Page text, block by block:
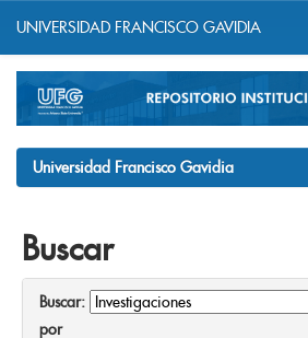
navigation
UNIVERSIDAD FRANCISCO GAVIDIA
Universidad Francisco Gavidia
Buscar
Buscar:
por